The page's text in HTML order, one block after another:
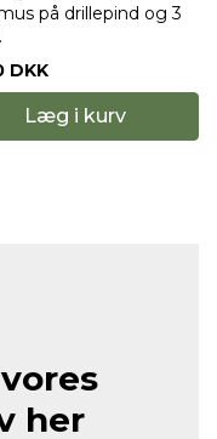
på drillepind og 3
DKK
Læg i kurv
her